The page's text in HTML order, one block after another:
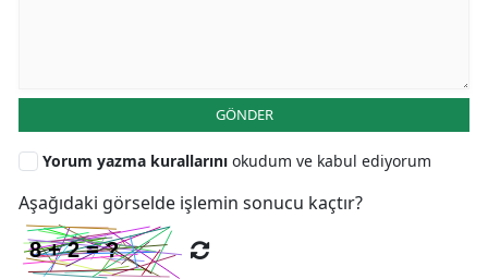
GÖNDER
Yorum yazma kurallarını okudum ve kabul ediyorum
Aşağıdaki görselde işlemin sonucu kaçtır?